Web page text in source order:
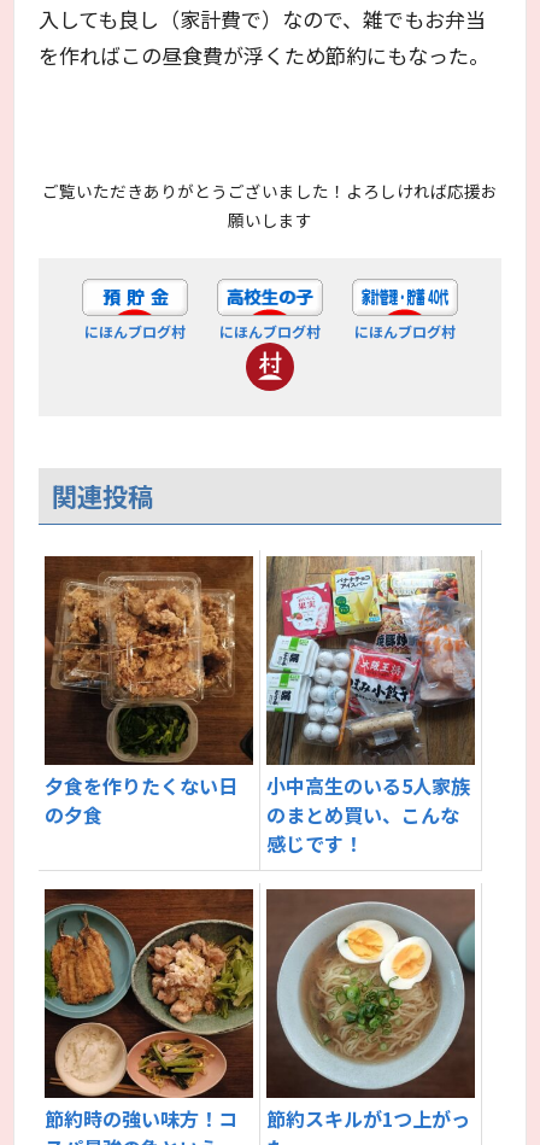
入しても良し（家計費で）なので、雑でもお弁当
を作ればこの昼食費が浮くため節約にもなった。
ご覧いただきありがとうございました！よろしければ応援お
願いします
にほんブログ村 にほんブログ村 にほんブログ村
関連投稿
夕食を作りたくない日
の夕食
小中高生のいる5人家族
のまとめ買い、こんな
感じです！
節約時の強い味方！コ
節約スキルが1つ上がっ